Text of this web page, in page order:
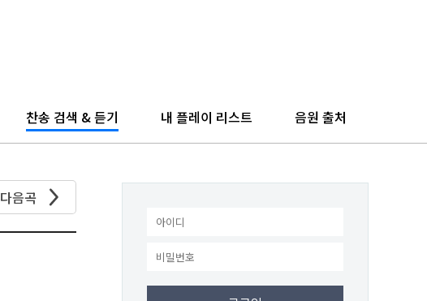
찬송 검색 & 듣기 내 플레이 리스트 음원 출처
다음곡